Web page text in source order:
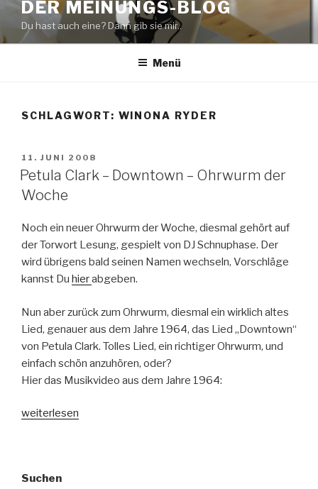
Inhalt
springen
DER MEINUNGS-BLOG
Du hast auch eine? Dann gib sie mir..
Menü
SCHLAGWORT: WINONA RYDER
VERÖFFENTLICHT
AM
11. JUNI 2008
Petula Clark – Downtown – Ohrwurm der
Woche
Noch ein neuer Ohrwurm der Woche, diesmal gehört auf
der Torwort Lesung, gespielt von DJ Schnuphase. Der
wird übrigens bald seinen Namen wechseln, Vorschläge
kannst Du hierabgeben.
Nun aber zurück zum Ohrwurm, diesmal ein wirklich altes
Lied, genauer aus dem Jahre 1964, das Lied „Downtown“
von Petula Clark. Tolles Lied, ein richtiger Ohrwurm, und
einfach schön anzuhören, oder?
Hier das Musikvideo aus dem Jahre 1964:
„Petula
–
weiterlesen
Suchen